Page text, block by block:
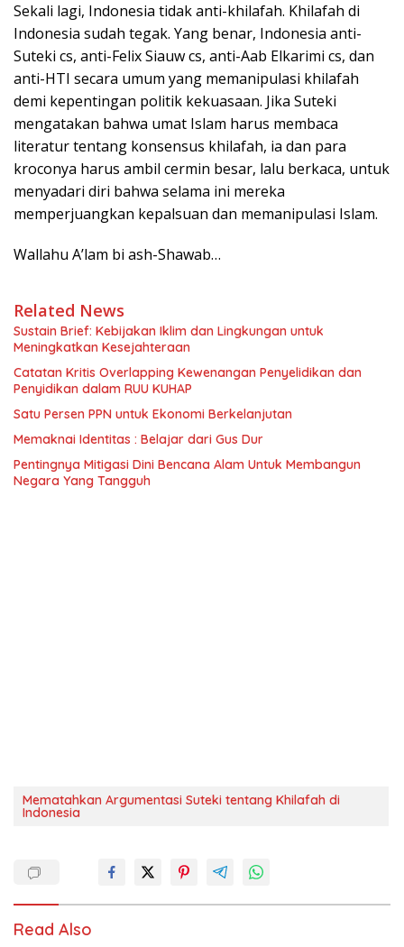
Sekali lagi, Indonesia tidak anti-khilafah. Khilafah di
Indonesia sudah tegak. Yang benar, Indonesia anti-
Suteki cs, anti-Felix Siauw cs, anti-Aab Elkarimi cs, dan
anti-HTI secara umum yang memanipulasi khilafah
demi kepentingan politik kekuasaan. Jika Suteki
mengatakan bahwa umat Islam harus membaca
literatur tentang konsensus khilafah, ia dan para
kroconya harus ambil cermin besar, lalu berkaca, untuk
menyadari diri bahwa selama ini mereka
memperjuangkan kepalsuan dan memanipulasi Islam.
Wallahu A’lam bi ash-Shawab…
Related News
Sustain Brief: Kebijakan Iklim dan Lingkungan untuk
Meningkatkan Kesejahteraan
Catatan Kritis Overlapping Kewenangan Penyelidikan dan
Penyidikan dalam RUU KUHAP
Satu Persen PPN untuk Ekonomi Berkelanjutan
Memaknai Identitas : Belajar dari Gus Dur
Pentingnya Mitigasi Dini Bencana Alam Untuk Membangun
Negara Yang Tangguh
Mematahkan Argumentasi Suteki tentang Khilafah di
Indonesia
Read Also